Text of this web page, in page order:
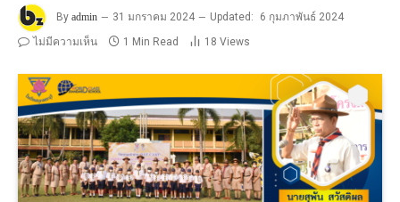
By admin 31 มกราคม 2024 Updated:
6 กุมภาพันธ์ 2024
ไม่มีความเห็น
1 Min Read 18 Views